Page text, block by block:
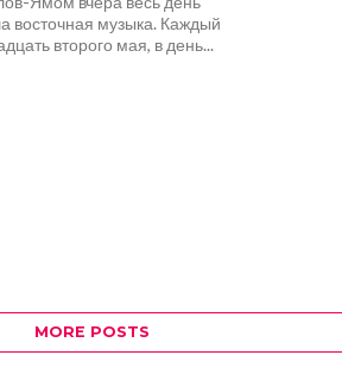
восточная музыка. Каждый
второго мая, в день...
MORE POSTS